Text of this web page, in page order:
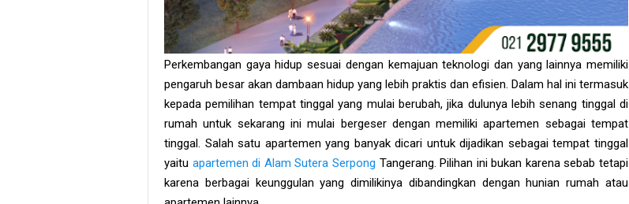
Perkembangan gaya hidup sesuai dengan kemajuan teknologi dan yang lainnya memiliki
pengaruh besar akan dambaan hidup yang lebih praktis dan efisien. Dalam hal ini termasuk
kepada pemilihan tempat tinggal yang mulai berubah, jika dulunya lebih senang tinggal di
rumah untuk sekarang ini mulai bergeser dengan memiliki apartemen sebagai tempat
tinggal. Salah satu apartemen yang banyak dicari untuk dijadikan sebagai tempat tinggal
yaitu apartemen di Alam Sutera Serpong Tangerang. Pilihan ini bukan karena sebab tetapi
karena berbagai keunggulan yang dimilikinya dibandingkan dengan hunian rumah atau